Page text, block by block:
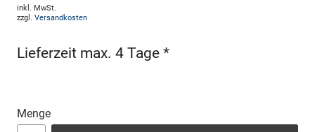
inkl. MwSt.
zzgl. Versandkosten
Lieferzeit max. 4 Tage *
Menge